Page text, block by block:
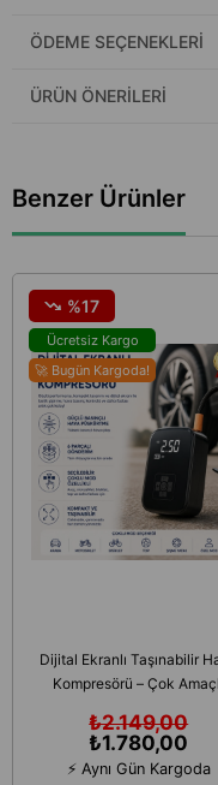
ÖDEME SEÇENEKLERI
ÜRÜN ÖNERILERI
Benzer Ürünler
Dijital Ekranlı Taşınabilir
Kompresörü – Çok
₺1.780,00
₺2.149,00
⚡ Aynı Gün Kargoda
%17
Ücretsiz Kargo
🚀 Bugün Kargoda!